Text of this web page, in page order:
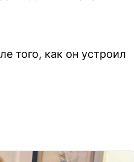
того, как он устроил